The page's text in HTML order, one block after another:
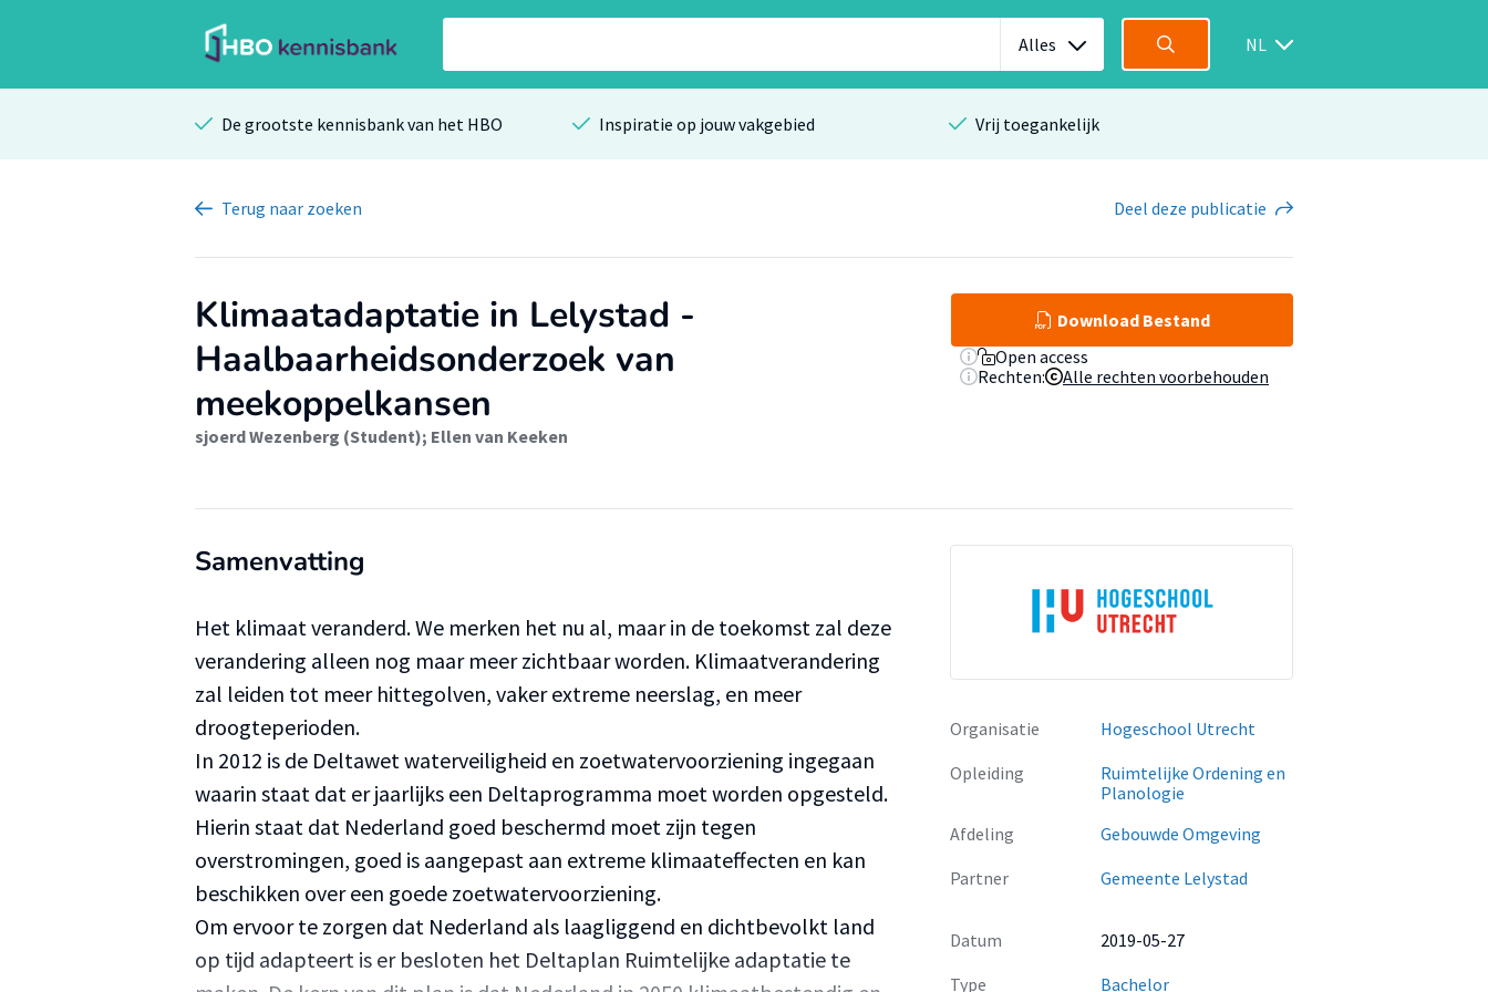
Alles NL
De grootste kennisbank van het HBO Inspiratie op jouw vakgebied Vrij toegankelijk
Terug naar zoeken Deel deze publicatie
Klimaatadaptatie in Lelystad -
Haalbaarheidsonderzoek van
meekoppelkansen
sjoerd Wezenberg (Student); Ellen van Keeken
Download Bestand
Open access
Rechten:
Alle rechten voorbehouden
Samenvatting
Het klimaat veranderd. We merken het nu al, maar in de toekomst zal deze
verandering alleen nog maar meer zichtbaar worden. Klimaatverandering
zal leiden tot meer hittegolven, vaker extreme neerslag, en meer
droogteperioden.
In 2012 is de Deltawet waterveiligheid en zoetwatervoorziening ingegaan
waarin staat dat er jaarlijks een Deltaprogramma moet worden opgesteld.
Hierin staat dat Nederland goed beschermd moet zijn tegen
overstromingen, goed is aangepast aan extreme klimaateffecten en kan
beschikken over een goede zoetwatervoorziening.
Om ervoor te zorgen dat Nederland als laagliggend en dichtbevolkt land
op tijd adapteert is er besloten het Deltaplan Ruimtelijke adaptatie te
Organisatie
Hogeschool Utrecht
Opleiding
Ruimtelijke Ordening en
Planologie
Afdeling
Gebouwde Omgeving
Partner
Gemeente Lelystad
Datum
2019-05-27
Type
Bachelor